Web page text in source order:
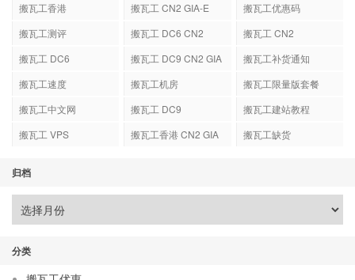
搬瓦工香港
搬瓦工 CN2 GIA-E
搬瓦工优惠码
搬瓦工测评
搬瓦工 DC6 CN2
搬瓦工 CN2
搬瓦工 DC6
搬瓦工 DC9 CN2 GIA
搬瓦工补货通知
搬瓦工速度
搬瓦工机房
搬瓦工限量版套餐
搬瓦工中文网
搬瓦工 DC9
搬瓦工建站教程
搬瓦工 VPS
搬瓦工香港 CN2 GIA 搬瓦工缺货
归档
分类